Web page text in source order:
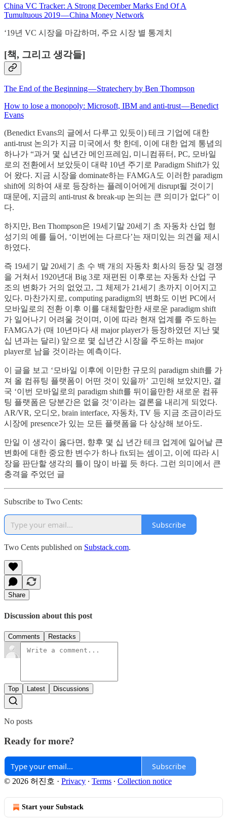
China VC Tracker: A Strong December Marks End Of A
Tumultuous 2019 — China Money Network
‘19년 VC 시장을 마감하며, 주요 시장 별 통계치
[책, 그리고 생각들]
The End of the Beginning — Stratechery by Ben Thompson
How to lose a monopoly: Microsoft, IBM and anti-trust — Benedict
Evans
(Benedict Evans의 글에서 다루고 있듯이) 테크 기업에 대한
anti-trust 논의가 지금 미국에서 핫 한데, 이에 대한 업계 통념의
하나가 “과거 몇 십년간 메인프레임, 미니컴퓨터, PC, 모바일
로의 전환에서 보았듯이 대략 10년 주기로 Paradigm Shift가 있
어 왔다. 지금 시장을 dominate하는 FAMGA도 이러한 paradigm
shift에 의하여 새로 등장하는 플레이어에게 disrupt될 것이기
때문에, 지금의 anti-trust & break-up 논의는 큰 의미가 없다” 이
다.
하지만, Ben Thompson은 19세기말 20세기 초 자동차 산업 형
성기의 예를 들어, ‘이번에는 다르다’는 재미있는 의견을 제시
하였다.
즉 19세기 말 20세기 초 수 백 개의 자동차 회사의 등장 및 경쟁
을 거쳐서 1920년대 Big 3로 재편된 이후로는 자동차 산업 구
조의 변화가 거의 없었고, 그 체제가 21세기 초까지 이어지고
있다. 마찬가지로, computing paradigm의 변화도 이번 PC에서
모바일로의 전환 이후 이를 대체할만한 새로운 paradigm shift
가 일어나기 어려울 것이며, 이에 따라 현재 업계를 주도하는
FAMGA가 (매 10년마다 새 major player가 등장하였던 지난 몇
십 년과는 달리) 앞으로 몇 십년간 시장을 주도하는 major
player로 남을 것이라는 예측이다.
이 글을 보고 ‘모바일 이후에 이만한 규모의 paradigm shift를 가
져 올 컴퓨팅 플랫폼이 어떤 것이 있을까’ 고민해 보았지만, 결
국 ‘이번 모바일로의 paradigm shift를 뒤이을만한 새로운 컴퓨
팅 플랫폼은 당분간은 없을 것’이라는 결론을 내리게 되었다.
AR/VR, 오디오, brain interface, 자동차, TV 등 지금 조금이라도
시장에 presence가 있는 모든 플랫폼을 다 상상해 보아도.
만일 이 생각이 옳다면, 향후 몇 십 년간 테크 업계에 일어날 큰
변화에 대한 중요한 변수가 하나 fix되는 셈이고, 이에 따라 시
장을 판단할 생각의 틀이 많이 바뀔 듯 하다. 그런 의미에서 큰
충격을 주었던 글
Subscribe to Two Cents:
Subscribe
Two Cents published on Substack.com.
Share
Discussion about this post
Comments Restacks
Top Latest Discussions
No posts
Ready for more?
Subscribe
© 2026 허진호 · Privacy ∙ Terms ∙ Collection notice
Start your Substack